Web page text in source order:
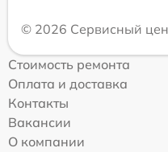
© 2026 Сервисный
Стоимость ремонта
Оплата и доставка
Контакты
Вакансии
О компании